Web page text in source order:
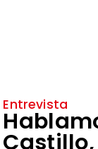
Entrevista
Castillo,